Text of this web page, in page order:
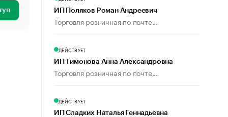
ИП Поляков Роман Андреевич
Торговля розничная по почте...
ДЕЙСТВУЕТ
ИП Тимонова Анна Александровна
Торговля розничная по почте...
ДЕЙСТВУЕТ
ИП Сладких Наталья Геннадьевна